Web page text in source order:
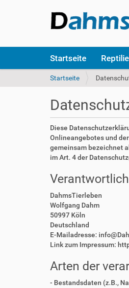
k
Startseite
S
s
i
n
d
h
i
r
Startseite
Diese
Onlineangebotes und
gemeinsam bezeichnet
im Art. 4 der
DahmsTierleben
Wolfgang Dahm
50997 Köln
Deutschland
E-Mailadresse:
Link zum Impressum:
Arten der
- Bestandsdaten (z.B.,